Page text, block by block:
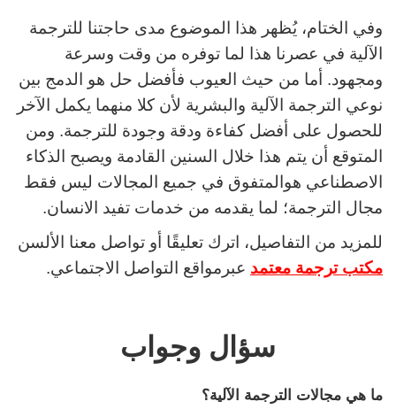
وفي الختام، يُظهر هذا الموضوع مدى حاجتنا للترجمة
الآلية في عصرنا هذا لما توفره من وقت وسرعة
ومجهود. أما من حيث العيوب فأفضل حل هو الدمج بين
نوعي الترجمة الآلية والبشرية لأن كلا منهما يكمل الآخر
للحصول على أفضل كفاءة ودقة وجودة للترجمة. ومن
المتوقع أن يتم هذا خلال السنين القادمة ويصبح الذكاء
الاصطناعي هوالمتفوق في جميع المجالات ليس فقط
مجال الترجمة؛ لما يقدمه من خدمات تفيد الانسان.
للمزيد من التفاصيل، اترك تعليقًا أو تواصل معنا الألسن
مكتب ترجمة معتمد عبرمواقع التواصل الاجتماعي.
سؤال وجواب
ما هي مجالات الترجمة الآلية؟